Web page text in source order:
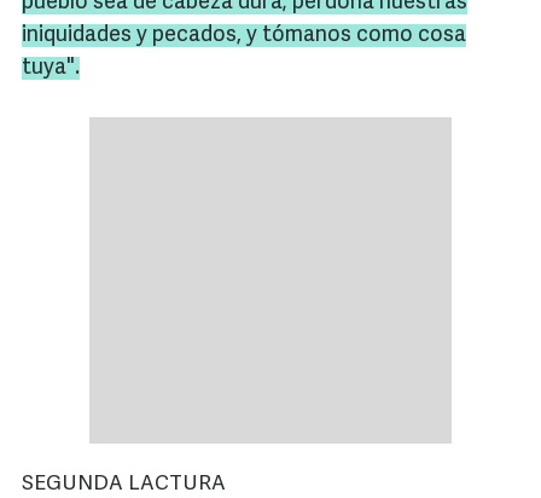
iniquidades y pecados, y tómanos como cosa
tuya".
SEGUNDA LACTURA